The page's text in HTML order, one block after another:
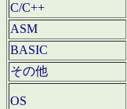
C/C++
ASM
BASIC
その他
OS